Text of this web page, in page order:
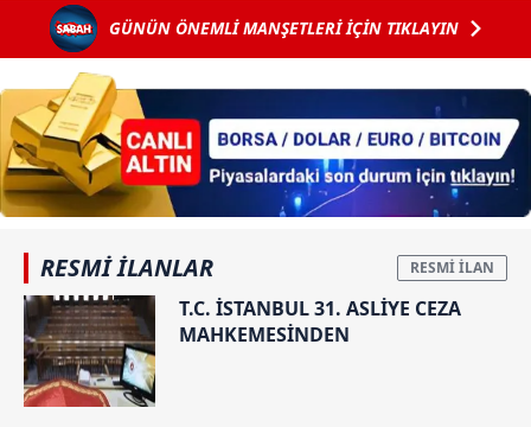
kullanılmaktadır. Diğer çerezler, sitemizin daha işlevsel
kılınması ve kişiselleştirilmesi ve sizlere yönelik
reklam/pazarlama faaliyetlerinin yapılması, amaçlarıyla
sınırlı olarak açık rızanız dahilinde kullanılacaktır.
Çerezlere ilişkin tercihlerinizi aşağıda yer alan panel
vasıtasıyla belirleyebilirsiniz. Çerezlere ilişkin detaylı bilgi
için Ayarlar butonuna tıklayabilir,Çerez Bilgilendirme
Metnimiziziyaret edebilirsiniz.
6698 sayılı Kişisel Verilerin Korunması Kanunu uyarınca
hazırlanmış Aydınlatma Metnimizi okumak ve sitemizde
ilgili mevzuata uygun olarak kullanılan çerezlerle ilgili bilgi
almak için lütfen
uyumam...
Adalet
GÜNÜN ÖNEMLİ MANŞETLERİ İÇİN TIKLAYIN
RESMİ İLANLAR
T.C. İSTANBUL 31. ASLİYE CEZA
MAHKEMESİNDEN